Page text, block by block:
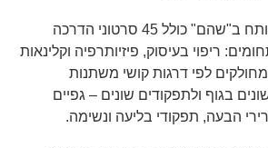
מערך הסרטונים שפותח ב"שהם" כולל 45 סרטוני הדרכה
ריפוי בעיסוק, פיזיותרפיה וקלינאות
לפי דרגות קושי משתנות
בגוף ולתפקודים שונים – גפיים
הבעה, תפקודי בליעה ונשימה.